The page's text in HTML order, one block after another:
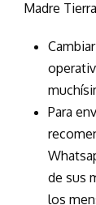
Madre
Para
de sus
los